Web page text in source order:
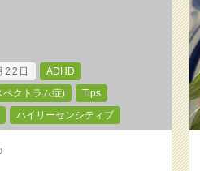
22日
ADHD
ペクトラム症)
Tips
ハイリーセンシティブ